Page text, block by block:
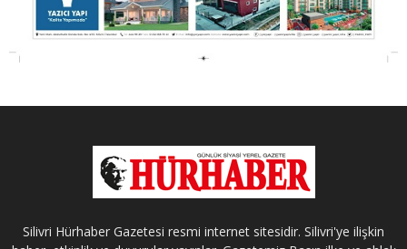
Silivri Hürhaber Gazetesi resmi internet sitesidir. Silivri'ye ilişkin